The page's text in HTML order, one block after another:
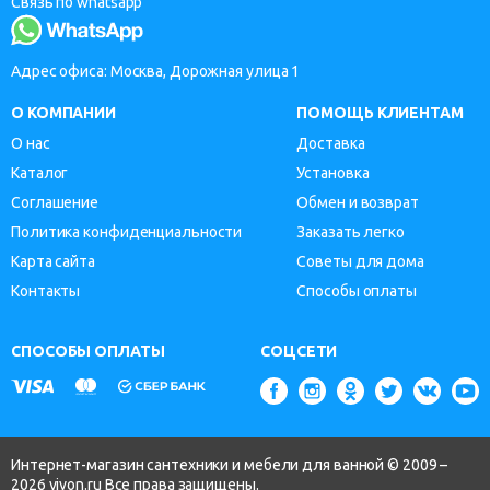
Адрес офиса: Москва, Дорожная улица 1
О КОМПАНИИ
О нас
Каталог
Соглашение
Политика конфиденциальности
Карта сайта
Контакты
ПОМОЩЬ КЛИЕНТАМ
Доставка
Установка
Обмен и возврат
Заказать легко
Советы для дома
Способы оплаты
СПОСОБЫ ОПЛАТЫ СОЦСЕТИ
Интернет-магазин сантехники и мебели для ванной © 2009 –
2026 vivon.ru Все права защищены.